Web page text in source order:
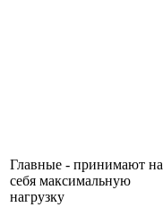
Главные - принимают на
себя максимальную
нагрузку